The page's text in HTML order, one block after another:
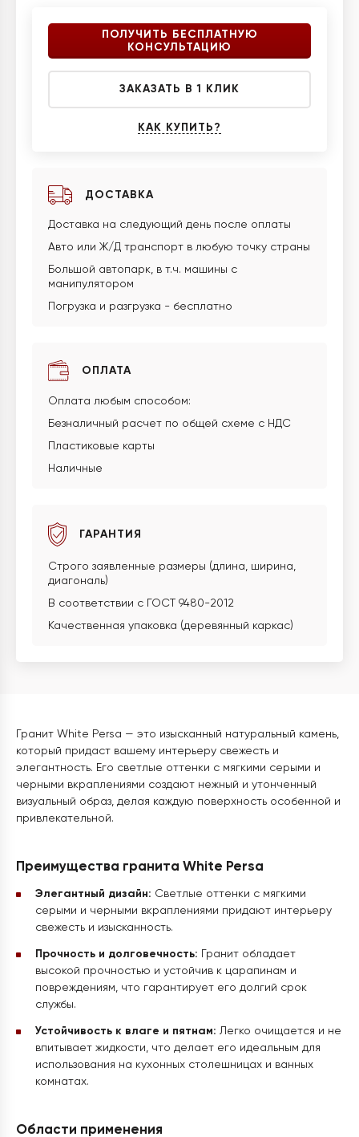
ПОЛУЧИТЬ БЕСПЛАТНУЮ
КОНСУЛЬТАЦИЮ
ЗАКАЗАТЬ В 1 КЛИК
КАК КУПИТЬ?
ДОСТАВКА
Доставка на следующий день после оплаты
Авто или Ж/Д транспорт в любую точку страны
Большой автопарк, в т.ч. машины с
манипулятором
Погрузка и разгрузка - бесплатно
ОПЛАТА
Оплата любым способом:
Безналичный расчет по общей схеме с НДС
Пластиковые карты
Наличные
ГАРАНТИЯ
Строго заявленные размеры (длина, ширина,
диагональ)
В соответствии с ГОСТ 9480-2012
Качественная упаковка (деревянный каркас)
Гранит White Persa — это изысканный натуральный камень,
который придаст вашему интерьеру свежесть и
элегантность. Его светлые оттенки с мягкими серыми и
черными вкраплениями создают нежный и утонченный
визуальный образ, делая каждую поверхность особенной и
привлекательной.
Преимущества гранита White Persa
Элегантный дизайн: Светлые оттенки с мягкими
серыми и черными вкраплениями придают интерьеру
свежесть и изысканность.
Прочность и долговечность: Гранит обладает
высокой прочностью и устойчив к царапинам и
повреждениям, что гарантирует его долгий срок
службы.
Устойчивость к влаге и пятнам: Легко очищается и не
впитывает жидкости, что делает его идеальным для
использования на кухонных столешницах и ванных
комнатах.
Области применения